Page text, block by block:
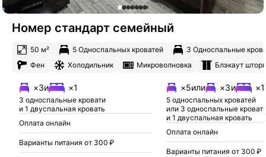
Номер стандарт семейный
50 м² 5 Односпальных кроватей
3 Односпальные
Фен
Холодильник Микроволновка Блэкаут
×3и ×1
3 односпальные кровати
и 1 двуспальная кровать
Оплата онлайн
Варианты питания от 300 ₽
×5или ×3и ×1
5 односпальных кроватей
или 3 односпальные
и 1 двуспальная кровать
Оплата онлайн
Варианты питания от 300 ₽